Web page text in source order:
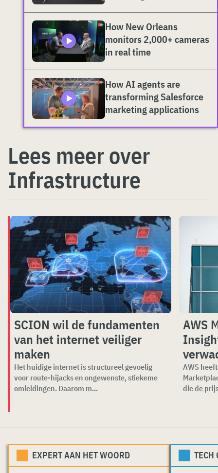
How New Orleans
monitors 2,000+ cameras
in real time
How AI agents are
transforming Salesforce
marketing applications
Lees meer over
Infrastructure
SCION wil de fundamenten
van het internet veiliger
maken
Het huidige internet is structureel gevoelig
voor route-hijacks en ongewenste, stiekeme
omleidingen. Daarom m...
AWS
AWS
die de
EXPERT AAN HET WOORD TECH